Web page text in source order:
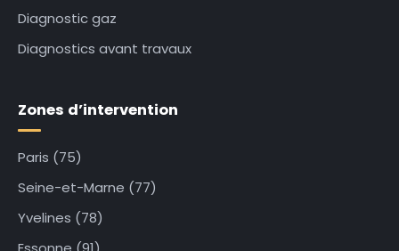
Diagnostic gaz
Diagnostics avant travaux
Zones d’intervention
Paris (75)
Seine-et-Marne (77)
Yvelines (78)